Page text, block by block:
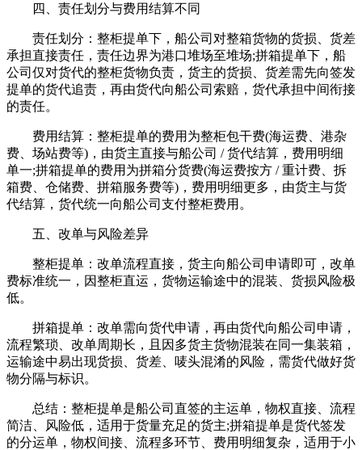
四、责任划分与费用结算不同
责任划分：整柜提单下，船公司对整箱货物的货损、货差
承担直接责任，责任边界为港口堆场至堆场;拼箱提单下，船
公司仅对货代的整柜货物负责，货主的货损、货差需先向签发
提单的货代追责，再由货代向船公司索赔，货代承担中间衔接
的责任。
费用结算：整柜提单的费用为整柜包干费(海运费、港杂
费、场站费等)，由货主直接与船公司 / 货代结算，费用明细
单一;拼箱提单的费用为拼箱分货费(海运费按方 / 重计费、拆
箱费、仓储费、拼箱服务费等)，费用明细更多，由货主与货
代结算，货代统一向船公司支付整柜费用。
五、改单与风险差异
整柜提单：改单流程直接，货主向船公司申请即可，改单
费标准统一，因整柜直运，货物运输途中的混装、货损风险极
低。
拼箱提单：改单需向货代申请，再由货代向船公司申请，
流程繁琐、改单周期长，且因多货主货物混装在同一集装箱，
运输途中易出现货损、货差、唛头混淆的风险，需货代做好货
物分隔与标识。
总结：整柜提单是船公司直签的主运单，物权直接、流程
简洁、风险低，适用于货量充足的货主;拼箱提单是货代签发
的分运单，物权间接、流程多环节、费用明细复杂，适用于小